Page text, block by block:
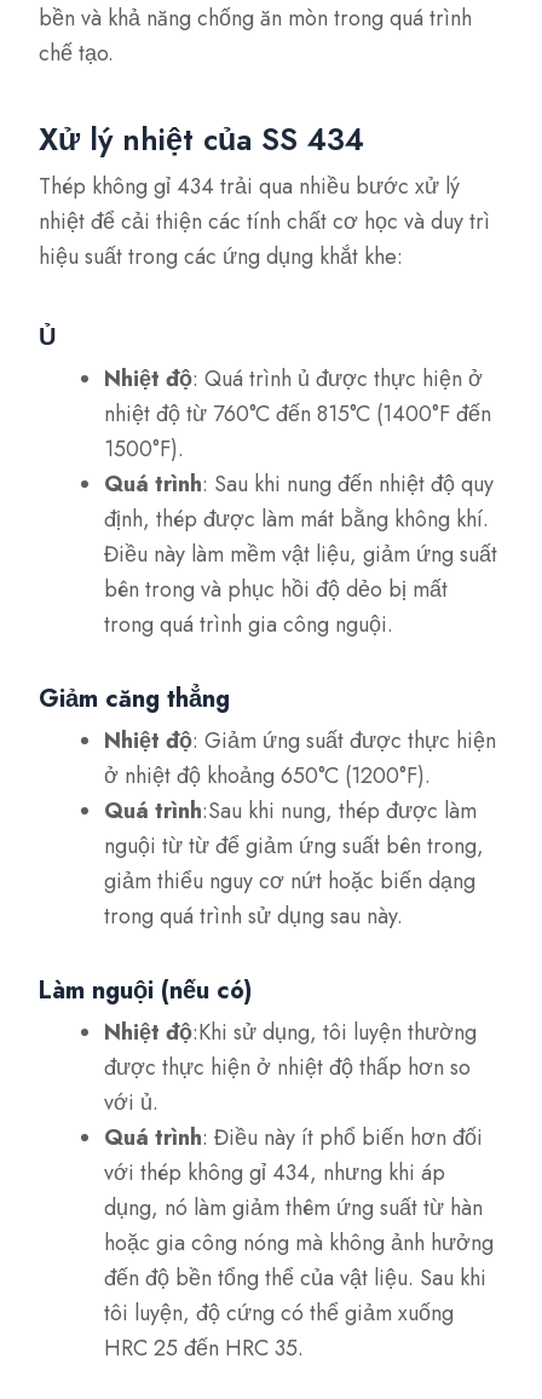
bền và khả năng chống ăn mòn trong quá trình
chế tạo.
Xử lý nhiệt của SS 434
Thép không gỉ 434 trải qua nhiều bước xử lý
nhiệt để cải thiện các tính chất cơ học và duy trì
hiệu suất trong các ứng dụng khắt khe:
Ủ
Nhiệt độ: Quá trình ủ được thực hiện ở
nhiệt độ từ 760°C đến 815°C (1400°F đến
1500°F).
Quá trình: Sau khi nung đến nhiệt độ quy
định, thép được làm mát bằng không khí.
Điều này làm mềm vật liệu, giảm ứng suất
bên trong và phục hồi độ dẻo bị mất
trong quá trình gia công nguội.
Giảm căng thẳng
Nhiệt độ: Giảm ứng suất được thực hiện
ở nhiệt độ khoảng 650°C (1200°F).
Quá trình:Sau khi nung, thép được làm
nguội từ từ để giảm ứng suất bên trong,
giảm thiểu nguy cơ nứt hoặc biến dạng
trong quá trình sử dụng sau này.
Làm nguội (nếu có)
Nhiệt độ:Khi sử dụng, tôi luyện thường
được thực hiện ở nhiệt độ thấp hơn so
với ủ.
Quá trình: Điều này ít phổ biến hơn đối
với thép không gỉ 434, nhưng khi áp
dụng, nó làm giảm thêm ứng suất từ hàn
hoặc gia công nóng mà không ảnh hưởng
đến độ bền tổng thể của vật liệu. Sau khi
tôi luyện, độ cứng có thể giảm xuống
HRC 25 đến HRC 35.